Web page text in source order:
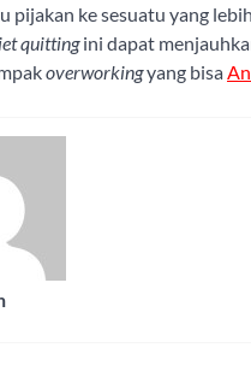
pijakan ke sesuatu yang
quittingini dapat
overworkingyang bisa